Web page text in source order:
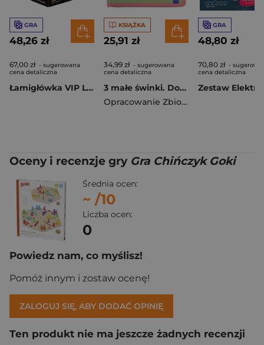
GRA
48,26 zł
67,00 zł - sugerowana
cena detaliczna
Łamigłówka VIP Lock-Block Burr
KSIĄŻKA
25,91 zł
34,99 zł - sugerowana
cena detaliczna
3 małe świnki. Dotykam, czytam, poznaję
Opracowanie Zbiorowe
GRA
48,80 zł
70,80 zł -
cena detaliczna
Oceny i recenzje gry Gra Chińczyk Goki
Średnia ocen:
~ /10
Liczba ocen:
0
Powiedz nam, co myślisz!
Pomóż innym i zostaw ocenę!
ZALOGUJ SIĘ, ABY DODAĆ OPINIĘ
Ten produkt nie ma jeszcze żadnych recenzji